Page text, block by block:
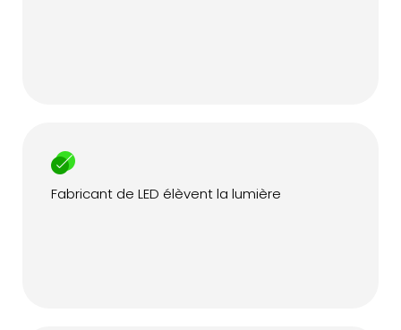
Fabricant de LED élèvent la lumière